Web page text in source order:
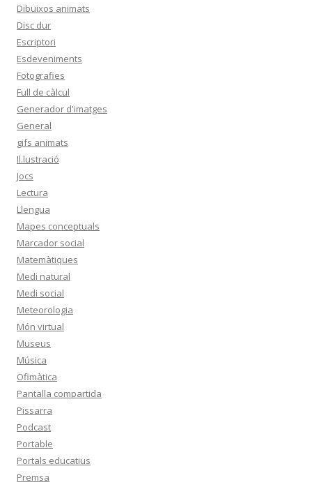
Dibuixos animats
Disc dur
Escriptori
Esdeveniments
Fotografies
Full de càlcul
Generador d'imatges
General
gifs animats
Il.lustració
Jocs
Lectura
Llengua
Mapes conceptuals
Marcador social
Matemàtiques
Medi natural
Medi social
Meteorologia
Món virtual
Museus
Música
Ofimàtica
Pantalla compartida
Pissarra
Podcast
Portable
Portals educatius
Premsa